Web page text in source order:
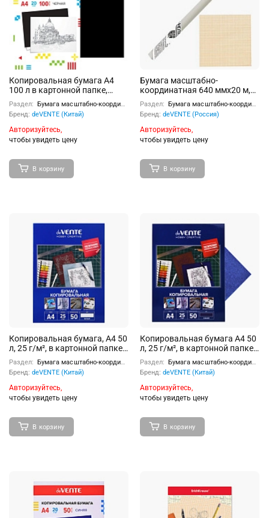
Копировальная бумага A4
100 л в картонной папке,
черная
Раздел: Бумага масштабно-координатная, копировальная бумага
Бренд: deVENTE (Китай)
Авторизуйтесь,
чтобы увидеть цену
В корзину
Бумага масштабно-
координатная 640 ммx20 м,
60 г/м², в рулоне
Раздел: Бумага масштабно-координатная, копировальная бумага
Бренд: deVENTE (Россия)
Авторизуйтесь,
чтобы увидеть цену
В корзину
Копировальная бумага, A4 50
л, 25 г/м², в картонной папке,
белая
Раздел: Бумага масштабно-координатная, копировальная бумага
Бренд: deVENTE (Китай)
Авторизуйтесь,
чтобы увидеть цену
В корзину
Копировальная бумага A4 50
л, 25 г/м², в картонной папке,
синяя
Раздел: Бумага масштабно-координатная, копировальная бумага
Бренд: deVENTE (Китай)
Авторизуйтесь,
чтобы увидеть цену
В корзину